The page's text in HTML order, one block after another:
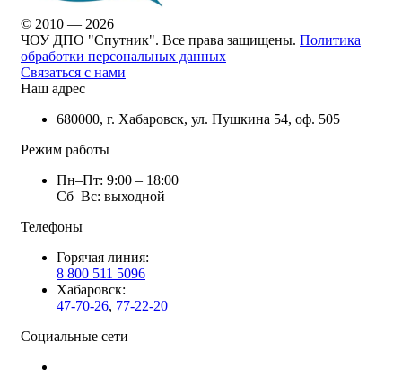
© 2010 — 2026
ЧОУ ДПО "Спутник". Все права защищены. Политика
обработки персональных данных
Связаться с нами
Наш адрес
680000, г. Хабаровск, ул. Пушкина 54, оф. 505
Режим работы
Пн–Пт: 9:00 – 18:00
Сб–Вс: выходной
Телефоны
Горячая линия:
8 800 511 5096
Хабаровск:
47-70-26, 77-22-20
Социальные сети